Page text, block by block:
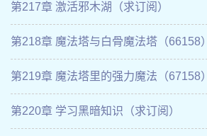
第217章 激活邪木湖（求订阅）
第218章 魔法塔与白骨魔法塔（66158）
第219章 魔法塔里的强力魔法（67158）
第220章 学习黑暗知识（求订阅）